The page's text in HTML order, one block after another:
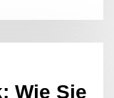
Wie Sie